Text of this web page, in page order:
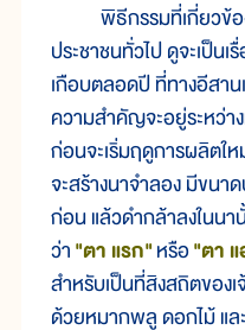
พิธีกรรมที่เกี่ยวข้อง
ประชาชนทั่วไป ดูจะเป็น
เกือบตลอดปี ที่ทางอีสา
ความสำคัญจะอยู่ระหว่า
ก่อนจะเริ่มฤดูการผลิตใ
จะสร้างนาจำลอง มีขนา
ก่อน แล้วดำกล้าลงในน
ว่า"ตา แรก"หรือ"ตา
สำหรับเป็นที่สิงสถิตของ
ด้วยหมากพลู ดอกไม้ แ